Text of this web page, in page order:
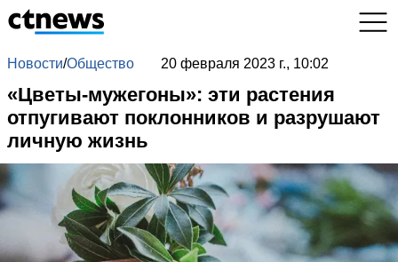
Новости/Общество 20 февраля 2023 г., 10:02
«Цветы-мужегоны»: эти растения
отпугивают поклонников и разрушают
личную жизнь